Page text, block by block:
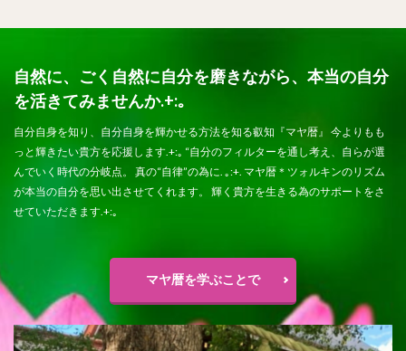
自然に、ごく自然に自分を磨きながら、本当の自分
を活きてみませんか.+:｡
自分自身を知り、自分自身を輝かせる方法を知る叡知『マヤ暦』 今よりもも
っと輝きたい貴方を応援します.+:｡ “自分のフィルターを通し考え、自らが選
んでいく時代の分岐点。 真の“自律”の為に. ｡:+. マヤ暦＊ツォルキンのリズム
が本当の自分を思い出させてくれます。 輝く貴方を生きる為のサポートをさ
せていただきます.+:｡
マヤ暦を学ぶことで